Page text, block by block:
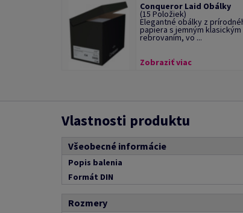
Conqueror Laid Obálky
(15 Položiek)
Elegantné obálky z
papiera s jemným klasickým
rebrovaním, vo ...
Zobraziť viac
Vlastnosti produktu
Všeobecné informácie
Popis balenia
Formát DIN
Rozmery